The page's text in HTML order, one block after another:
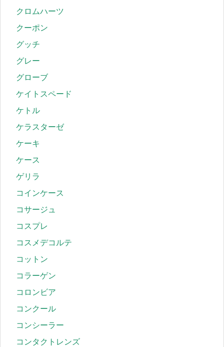
クロムハーツ
クーポン
グッチ
グレー
グローブ
ケイトスペード
ケトル
ケラスターゼ
ケーキ
ケース
ゲリラ
コインケース
コサージュ
コスプレ
コスメデコルテ
コットン
コラーゲン
コロンビア
コンクール
コンシーラー
コンタクトレンズ